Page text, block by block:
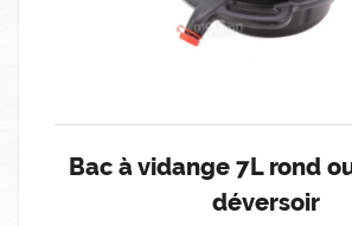
Bac à vidange 7L rond
déversoir